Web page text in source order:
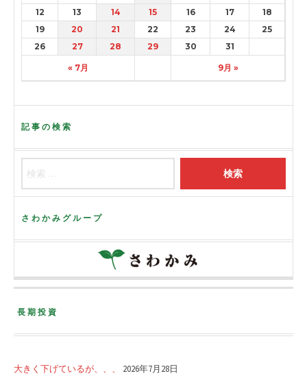
« 7月 9月 »
12
13 14 15 16 17
18
19
20 21 22 23 24
25
26
27 28 29 30 31
記事の検索
さわかみグループ
長期投資
大きく下げているが、、、 2026年7月28日